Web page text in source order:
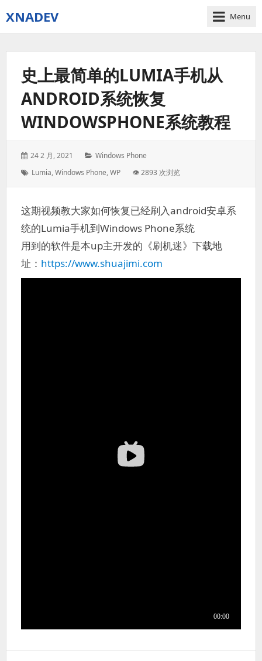
XNADEV Menu
史上最简单的LUMIA手机从
ANDROID系统恢复
WINDOWSPHONE系统教程
Posted
24 2 月, 2021 Categories:
Windows Phone
Tags:
Lumia,Windows Phone,WP 👁 2893 次浏览
这期视频教大家如何恢复已经刷入android安卓系
统的Lumia手机到Windows Phone系统
用到的软件是本up主开发的《刷机迷》下载地
址： https://www.shuajimi.com